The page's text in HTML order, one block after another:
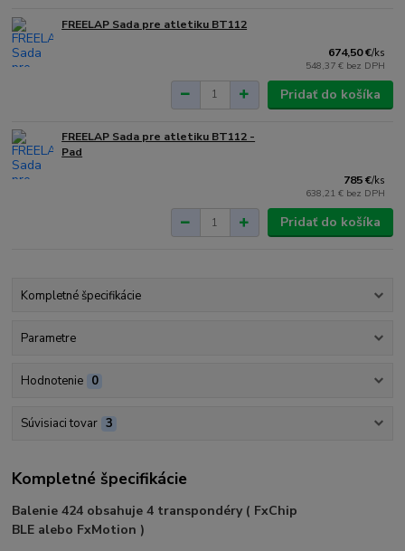
FREELAP Sada pre atletiku BT112
674,50 €/ks
548,37 € bez DPH
Pridať do košíka
FREELAP Sada pre atletiku BT112 -
Pad
785 €/ks
638,21 € bez DPH
Pridať do košíka
Kompletné špecifikácie
Parametre
Hodnotenie 0
Súvisiaci tovar 3
Kompletné špecifikácie
Balenie 424 obsahuje 4 transpondéry ( FxChip
BLE alebo FxMotion )